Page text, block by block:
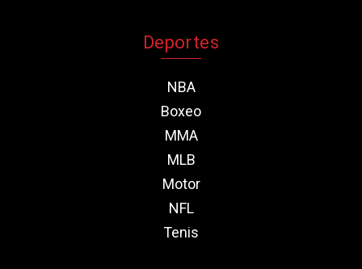
Deportes
NBA
Boxeo
MMA
MLB
Motor
NFL
Tenis